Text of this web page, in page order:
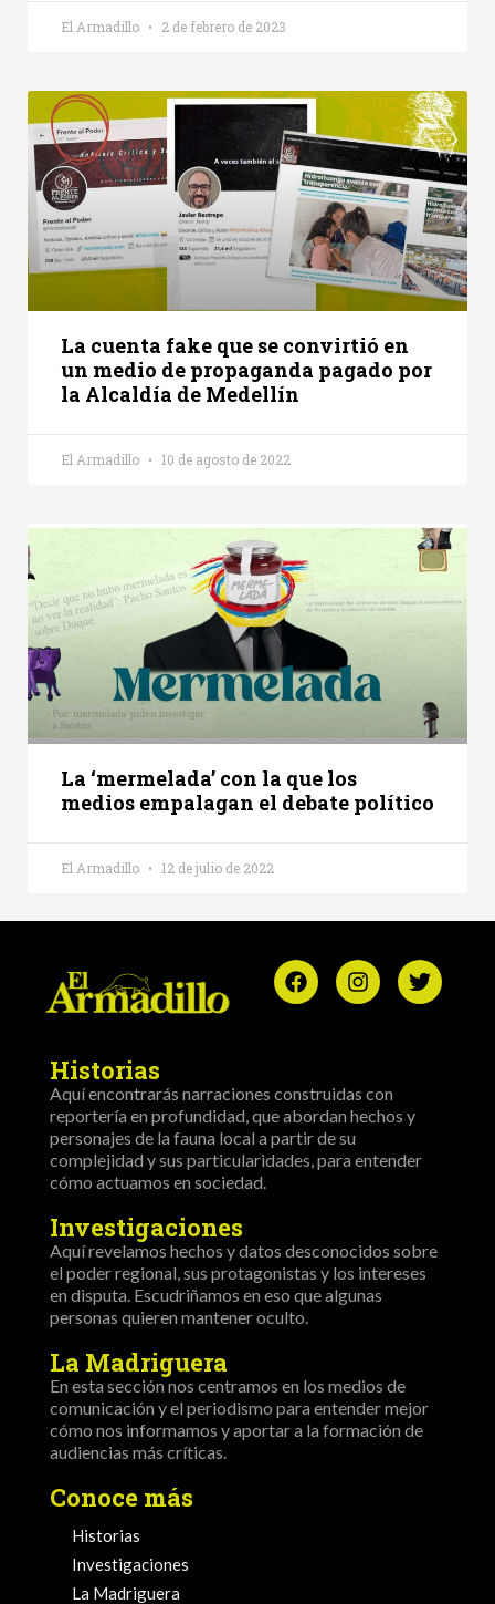
El Armadillo 2 de febrero de 2023
La cuenta fake que se convirtió en
un medio de propaganda pagado por
la Alcaldía de Medellín
El Armadillo 10 de agosto de 2022
La ‘mermelada’ con la que los
medios empalagan el debate político
El Armadillo 12 de julio de 2022
Historias
Aquí encontrarás narraciones construidas con
reportería en profundidad, que abordan hechos y
personajes de la fauna local a partir de su
complejidad y sus particularidades, para entender
cómo actuamos en sociedad.
Investigaciones
Aquí revelamos hechos y datos desconocidos sobre
el poder regional, sus protagonistas y los intereses
en disputa. Escudriñamos en eso que algunas
personas quieren mantener oculto.
La Madriguera
En esta sección nos centramos en los medios de
comunicación y el periodismo para entender mejor
cómo nos informamos y aportar a la formación de
audiencias más críticas.
Conoce más
Historias
Investigaciones
La Madriguera